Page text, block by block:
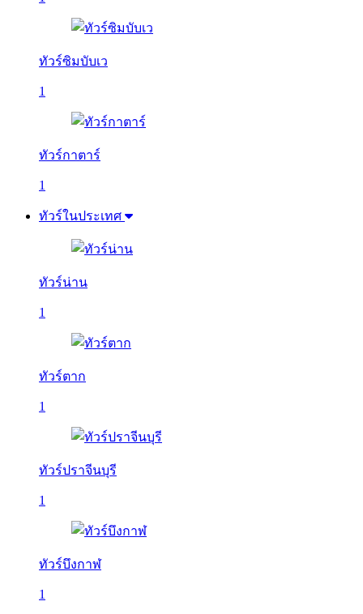
ทัวร์ซิมบับเว
1
ทัวร์กาตาร์
1
ทัวร์ในประเทศ
ทัวร์น่าน
1
ทัวร์ตาก
1
ทัวร์ปราจีนบุรี
1
ทัวร์บึงกาฬ
1